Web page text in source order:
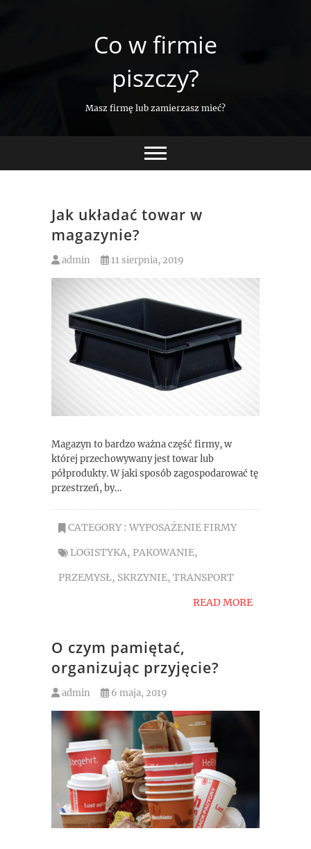
Co w firmie
piszczy?
Masz firmę lub zamierzasz mieć?
Jak układać towar w
magazynie?
admin 11 sierpnia, 2019
Magazyn to bardzo ważna część firmy, w
której przechowywany jest towar lub
półprodukty. W jaki sposób zagospodarować tę
przestrzeń, by…
CATEGORY : WYPOSAŻENIE FIRMY
LOGISTYKA, PAKOWANIE,
PRZEMYSŁ, SKRZYNIE, TRANSPORT
READ MORE
O czym pamiętać,
organizując przyjęcie?
admin 6 maja, 2019